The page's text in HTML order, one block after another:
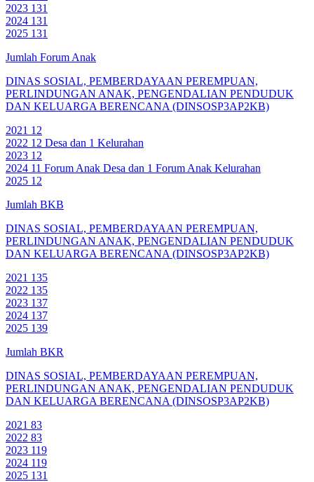
2023 131
2024 131
2025 131
Jumlah Forum Anak
DINAS SOSIAL, PEMBERDAYAAN PEREMPUAN,
PERLINDUNGAN ANAK, PENGENDALIAN PENDUDUK
DAN KELUARGA BERENCANA (DINSOSP3AP2KB)
2021 12
2022 12 Desa dan 1 Kelurahan
2023 12
2024 11 Forum Anak Desa dan 1 Forum Anak Kelurahan
2025 12
Jumlah BKB
DINAS SOSIAL, PEMBERDAYAAN PEREMPUAN,
PERLINDUNGAN ANAK, PENGENDALIAN PENDUDUK
DAN KELUARGA BERENCANA (DINSOSP3AP2KB)
2021 135
2022 135
2023 137
2024 137
2025 139
Jumlah BKR
DINAS SOSIAL, PEMBERDAYAAN PEREMPUAN,
PERLINDUNGAN ANAK, PENGENDALIAN PENDUDUK
DAN KELUARGA BERENCANA (DINSOSP3AP2KB)
2021 83
2022 83
2023 119
2024 119
2025 131